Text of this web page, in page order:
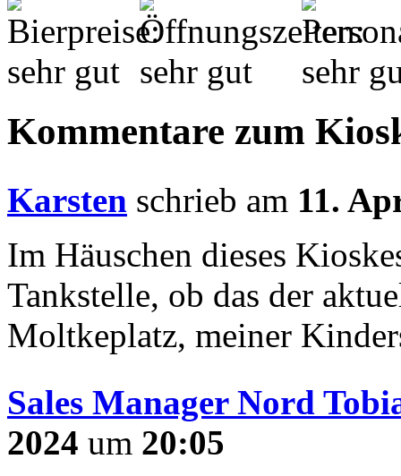
Kommentare zum
Karsten schrieb am 11.
Im Häuschen dieses
Tankstelle, ob das der
Moltkeplatz, meiner
Sales Manager Nord
2024 um 20:05